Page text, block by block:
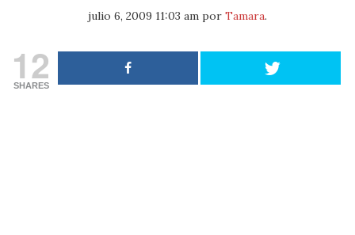
julio 6, 2009 11:03 am por Tamara.
12
SHARES